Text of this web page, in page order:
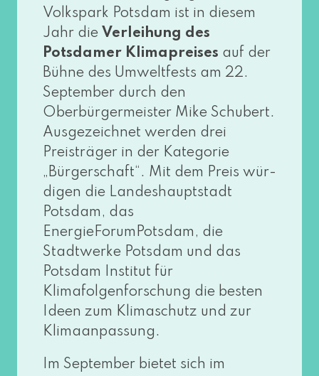
Volkspark Potsdam ist in die­sem
Jahr die Verleihung des
Potsdamer Klimapreises auf der
Bühne des Umweltfests am 22.
September durch den
Oberbürgermeister Mike Schubert.
Ausgezeichnet wer­den drei
Preisträger in der Kategorie
„Bürgerschaft“. Mit dem Preis wür­
di­gen die Landeshauptstadt
Potsdam, das
EnergieForumPotsdam, die
Stadtwerke Potsdam und das
Potsdam Institut für
Klimafolgenforschung die bes­ten
Ideen zum Klimaschutz und zur
Klimaanpassung.
Im September bie­tet sich im